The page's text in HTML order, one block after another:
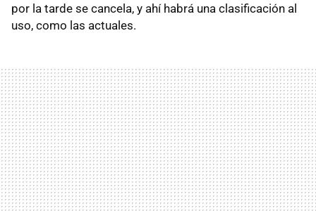
por la tarde se cancela, y ahí habrá una clasificación al
uso, como las actuales.